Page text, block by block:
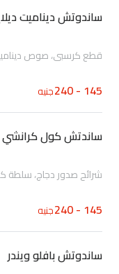
ساندوتش ديناميت
قطع كرسبي، صوص
145 - 240 جنيه
ساندتش كول كرانشي
شرائح صدور دجاج،
145 - 240 جنيه
ساندوتش بافلو ويندر